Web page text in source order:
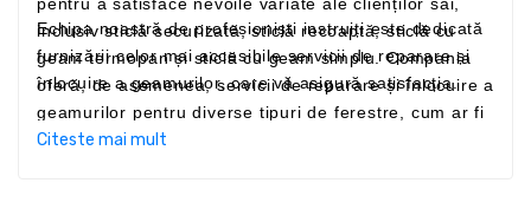
inclusiv sticlă securizată, sticlă recoaptă, sticlă cu
geam termopan și sticlă cu geam simplu. Compania
oferă, de asemenea, servicii de reparare și înlocuire a
geamurilor pentru diverse tipuri de ferestre, cum ar fi
ferestre de grădină, de subsol, de furtună, glisante și
Echipa noastră de profesioniști instruiți este dedicată
furnizării celor mai accesibile servicii de reparare și
înlocuire a geamurilor, care vă asigură satisfacția.
Citeste mai mult